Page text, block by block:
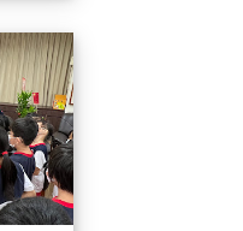
認識校長室活動